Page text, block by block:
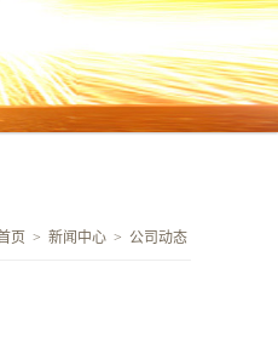
页 > 新闻中心 > 公司动态